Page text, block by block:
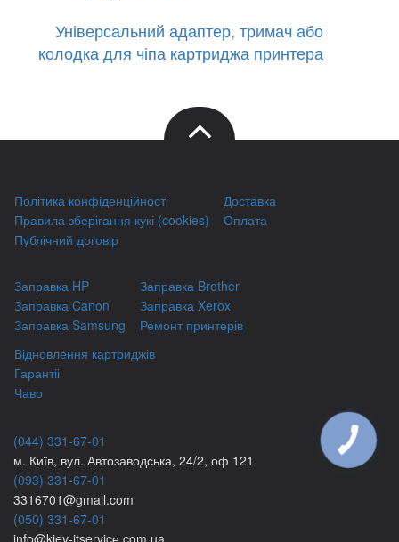
Універсальний адаптер, тримач або
колодка для чіпа картриджа принтера
Політика конфіденційності
Правила зберігання кукі (cookies)
Публічний договір
Доставка
Оплата
Заправка HP
Заправка Canon
Заправка Samsung
Заправка Brother
Заправка Xerox
Ремонт принтерів
Відновлення картриджів
Гарантіі
Чаво
(044) 331-67-01
м. Київ, вул. Автозаводська, 24/2, оф 121
(093) 331-67-01
3316701@gmail.com
(050) 331-67-01
КНОПКА
ЗВ'ЯЗКУ